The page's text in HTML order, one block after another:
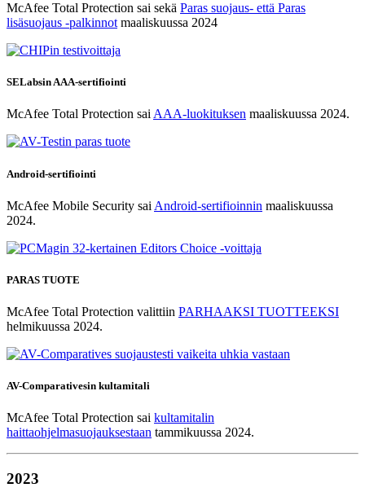
McAfee Total Protection sai sekä Paras suojaus- että Paras
lisäsuojaus -palkinnot maaliskuussa 2024
SELabsin AAA-sertifiointi
McAfee Total Protection sai AAA-luokituksen maaliskuussa 2024.
Android-sertifiointi
McAfee Mobile Security sai Android-sertifioinnin maaliskuussa
2024.
PARAS TUOTE
McAfee Total Protection valittiin PARHAAKSI TUOTTEEKSI
helmikuussa 2024.
AV-Comparativesin kultamitali
McAfee Total Protection sai kultamitalin
haittaohjelmasuojauksestaan tammikuussa 2024.
2023